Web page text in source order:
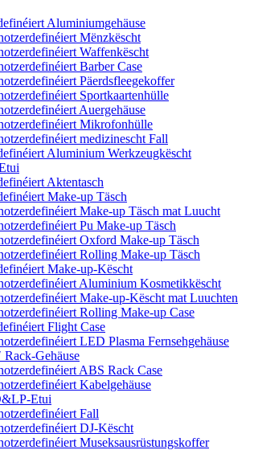
Aluminiumgehäuse
Mënzkëscht
Waffenkëscht
Barber Case
Päerdsfleegekoffer
Sportkaartenhülle
Auergehäuse
Mikrofonhülle
medizinescht Fall
Aluminium Werkzeugkëscht
Aktentasch
Make-up Täsch
Make-up Täsch mat Luucht
Pu Make-up Täsch
Oxford Make-up Täsch
Rolling Make-up Täsch
Make-up-Këscht
Aluminium Kosmetikkëscht
Make-up-Këscht mat Luuchten
Rolling Make-up Case
Flight Case
LED Plasma Fernsehgehäuse
Rack-Gehäuse
ABS Rack Case
Kabelgehäuse
Etui
Fall
DJ-Këscht
Museksausrüstungskoffer